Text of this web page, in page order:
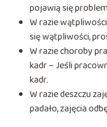
pojawią się
W razie
się wątpliwości,
W razie choroby
kadr – Jeśli
kadr.
W razie deszczu
padało, zajęcia